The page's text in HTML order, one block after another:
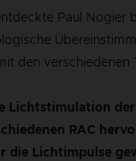
Paul Nogier
den verschiedenen
Lichtstimulation der
RAC
die Lichtimpulse